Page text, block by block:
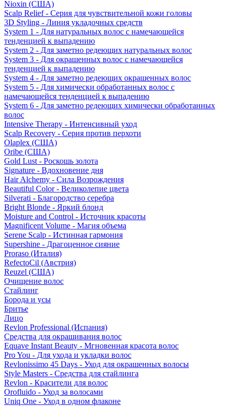
Nioxin (США)
Scalp Relief - Серия для чувствительной кожи головы
3D Styling - Линия укладочных средств
System 1 - Для натуральных волос с намечающейся
тенденцией к выпадению
System 2 - Для заметно редеющих натуральных волос
System 3 - Для окрашенных волос с намечающейся
тенденцией к выпадению
System 4 - Для заметно редеющих окрашенных волос
System 5 - Для химически обработанных волос с
намечающейся тенденцией к выпадению
System 6 - Для заметно редеющих химически обработанных
волос
Intensive Therapy - Интенсивный уход
Scalp Recovery - Серия против перхоти
Olaplex (США)
Oribe (США)
Gold Lust - Роскошь золота
Signature - Вдохновение дня
Hair Alchemy - Сила Возрождения
Beautiful Color - Великолепие цвета
Silverati - Благородство серебра
Bright Blonde - Яркий блонд
Moisture and Control - Источник красоты
Magnificent Volume - Магия объема
Serene Scalp - Истинная гармония
Supershine - Драгоценное сияние
Proraso (Италия)
RefectoCil (Австрия)
Reuzel (США)
Очищение волос
Стайлинг
Борода и усы
Бритье
Лицо
Revlon Professional (Испания)
Средства для окрашивания волос
Equave Instant Beauty - Мгновенная красота волос
Pro You - Для ухода и укладки волос
Revlonissimo 45 Days - Уход для окрашенных волосы
Style Masters - Средства для стайлинга
Revlon - Красители для волос
Orofluido - Уход за волосами
Uniq One - Уход в одном флаконе